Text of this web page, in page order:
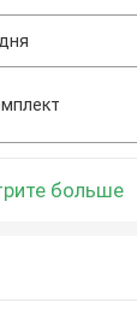
больше